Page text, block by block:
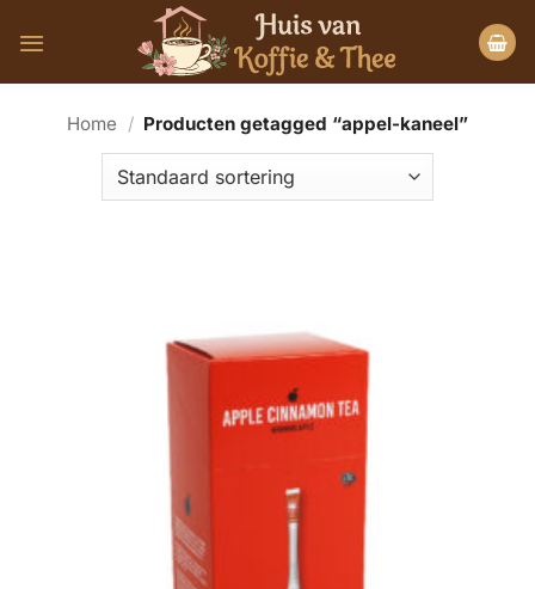
naar
Home / Producten getagged “appel-kaneel”